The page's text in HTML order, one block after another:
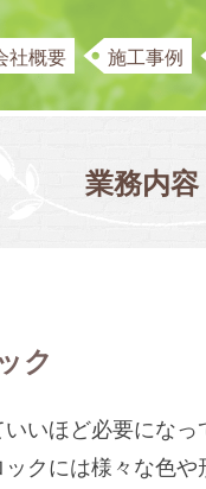
社概要 施工事例
業務内容
ク
いほど必要になっ
クには様々な色や